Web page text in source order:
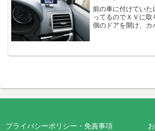
前の車に付けていた
ってるのでＸＶに
側のドアを開け、カ
る。スイッチ類の配
プライバシーポリシー・免責事項